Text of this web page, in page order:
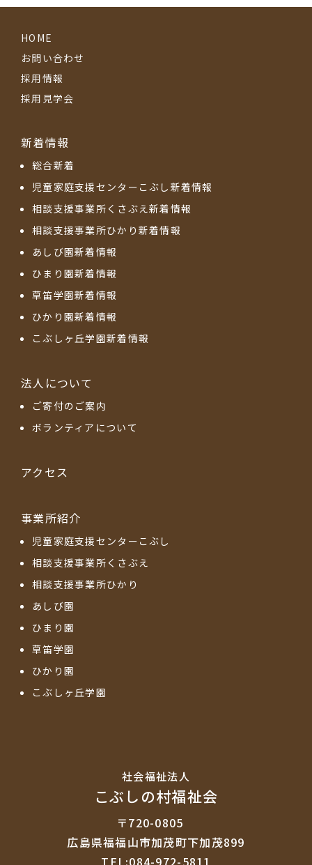
HOME
お問い合わせ
採用情報
採用見学会
新着情報
総合新着
児童家庭支援センターこぶし新着情報
相談支援事業所くさぶえ新着情報
相談支援事業所ひかり新着情報
あしび園新着情報
ひまり園新着情報
草笛学園新着情報
ひかり園新着情報
こぶしヶ丘学園新着情報
法人について
ご寄付のご案内
ボランティアについて
アクセス
事業所紹介
児童家庭支援センターこぶし
相談支援事業所くさぶえ
相談支援事業所ひかり
あしび園
ひまり園
草笛学園
ひかり園
こぶしヶ丘学園
社会福祉法⼈
こぶしの村福祉会
〒720-0805
広島県福福山市加茂町下加茂899
TEL:084-972-5811